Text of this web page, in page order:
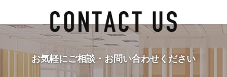
お気軽にご相談・お問い合わせください